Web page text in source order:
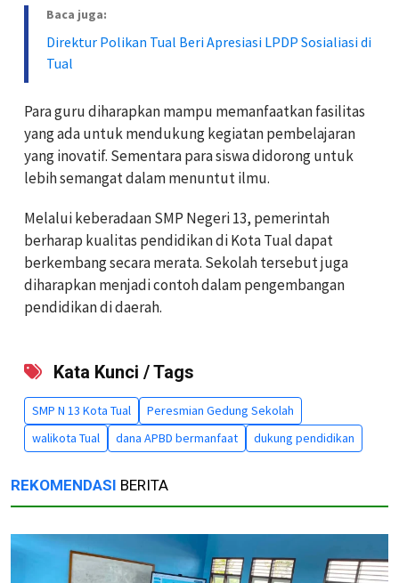
Baca juga:
Direktur Polikan Tual Beri Apresiasi LPDP Sosialiasi di
Tual
Para guru diharapkan mampu memanfaatkan fasilitas
yang ada untuk mendukung kegiatan pembelajaran
yang inovatif. Sementara para siswa didorong untuk
lebih semangat dalam menuntut ilmu.
Melalui keberadaan SMP Negeri 13, pemerintah
berharap kualitas pendidikan di Kota Tual dapat
berkembang secara merata. Sekolah tersebut juga
diharapkan menjadi contoh dalam pengembangan
pendidikan di daerah.
Kata Kunci / Tags
SMP N 13 Kota Tual
Peresmian Gedung Sekolah
walikota Tual
dana APBD bermanfaat dukung pendidikan
REKOMENDASI BERITA